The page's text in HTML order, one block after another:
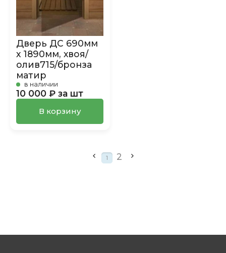
Дверь ДС 690мм
х 1890мм, хвоя/
олив715/бронза
матир
в наличии
10 000 ₽ за шт
В корзину
1 2